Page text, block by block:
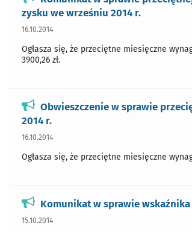
zysku we wrześniu 2014 r.
16.10.2014
Ogłasza się, że przeciętne miesięczne
3900,26 zł.
Obwieszczenie w sprawie
2014 r.
16.10.2014
Ogłasza się, że przeciętne miesięczne
Komunikat w sprawie
15.10.2014